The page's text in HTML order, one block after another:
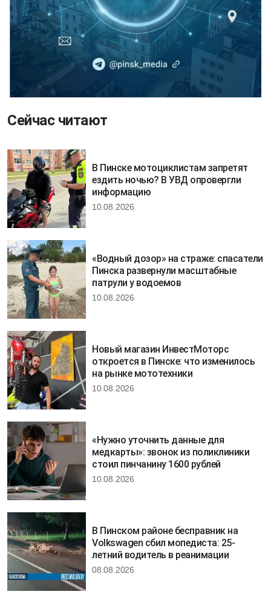
Сейчас читают
В Пинске мотоциклистам запретят
ездить ночью? В УВД опровергли
информацию
10.08.2026
«Водный дозор» на страже: спасатели
Пинска развернули масштабные
патрули у водоемов
10.08.2026
Новый магазин ИнвестМоторс
откроется в Пинске: что изменилось
на рынке мототехники
10.08.2026
«Нужно уточнить данные для
медкарты»: звонок из поликлиники
стоил пинчанину 1600 рублей
10.08.2026
В Пинском районе бесправник на
Volkswagen сбил мопедиста: 25-
летний водитель в реанимации
08.08.2026